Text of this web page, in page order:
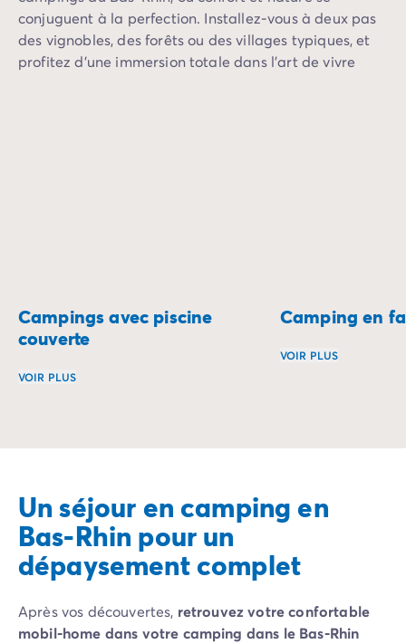
conjuguent à la perfection. Installez-vous à deux pas
des vignobles, des forêts ou des villages typiques, et
profitez d’une immersion totale dans l’art de vivre
Campings avec piscine
couverte
VOIR PLUS
Camping en
VOIR PLUS
Un séjour en camping en
Bas-Rhin pour un
dépaysement complet
Après vos découvertes, retrouvez votre confortable
mobil-home dans votre camping dans le Bas-Rhin